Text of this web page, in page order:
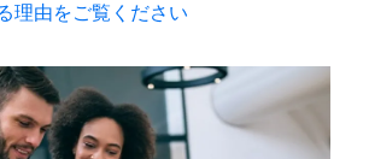
理由をご覧ください